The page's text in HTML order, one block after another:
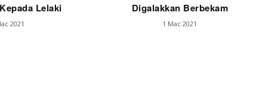
Lelaki
2021
Digalakkan Berbekam
1 Mac 2021